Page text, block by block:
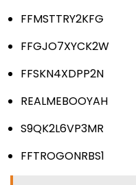
FFMSTTRY2KFG
FFGJO7XYCK2W
FFSKN4XDPP2N
REALMEBOOYAH
S9QK2L6VP3MR
FFTROGONRBS1